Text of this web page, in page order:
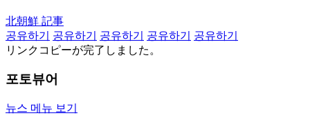
北朝鮮 記事
공유하기
공유하기 공유하기 공유하기
공유하기
リンクコピーが完了しました。
포토뷰어
뉴스 메뉴 보기